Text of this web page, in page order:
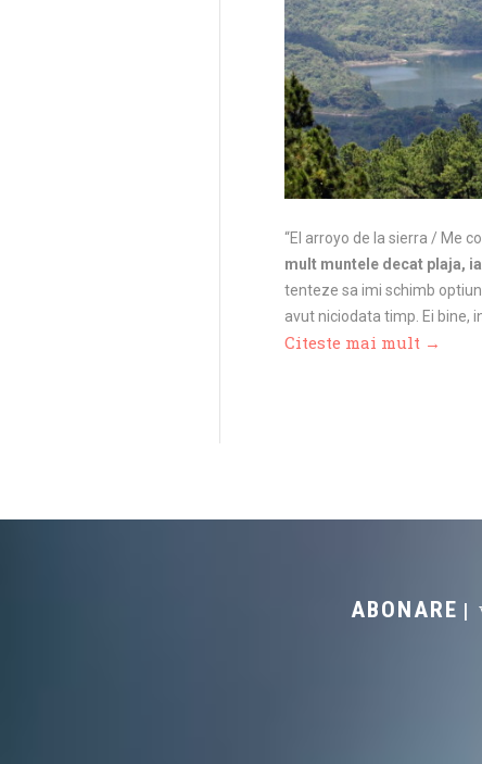
“El arroyo de la sierra / Me
mult muntele decat plaja,
tenteze sa imi schimb
avut niciodata timp. Ei bine,
Citeste mai mult →
ABONARE